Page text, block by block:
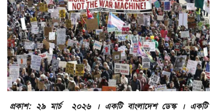
প্রকাশ: ২৯ মার্চ ২০২৬ । একটি বাংলাদেশ ডেস্ক । একটি